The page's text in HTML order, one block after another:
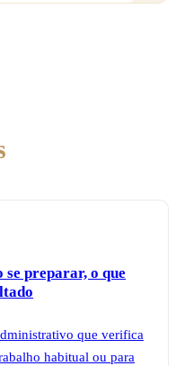
preparar, o que
que verifica
habitual ou para